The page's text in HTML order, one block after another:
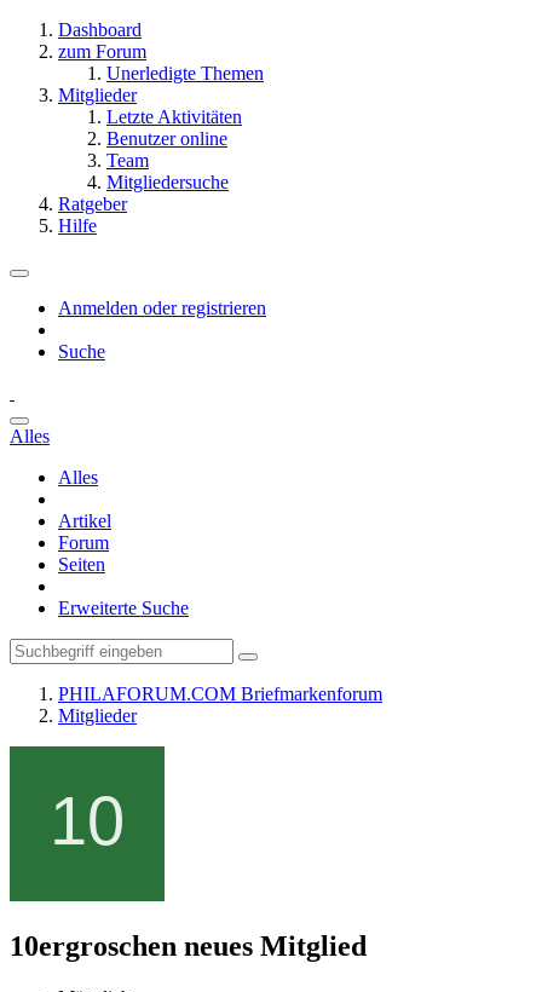
Dashboard
zum Forum
Unerledigte Themen
Mitglieder
Letzte Aktivitäten
Benutzer online
Team
Mitgliedersuche
Ratgeber
Hilfe
Anmelden oder registrieren
Suche
Alles
Alles
Artikel
Forum
Seiten
Erweiterte Suche
PHILAFORUM.COM Briefmarkenforum
Mitglieder
10ergroschen neues Mitglied